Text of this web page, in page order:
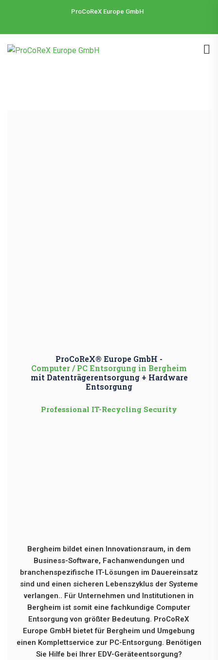
ProCoReX Europe GmbH
ProCoReX® Europe GmbH -
Computer / PC Entsorgung in Bergheim
mit Datenträgerentsorgung + Hardware
Entsorgung
Professional IT-Recycling Security
Bergheim bildet einen Innovationsraum, in dem
Business-Software, Fachanwendungen und
branchenspezifische IT-Lösungen im Dauereinsatz
sind und einen sicheren Lebenszyklus der Systeme
verlangen.. Für Unternehmen und Institutionen in
Bergheim ist somit eine fachkundige Computer
Entsorgung von größter Bedeutung. ProCoReX
Europe GmbH bietet für Bergheim und Umgebung
einen Komplettservice zur PC-Entsorgung. Benötigen
Sie Hilfe bei Ihrer EDV-Geräteentsorgung?